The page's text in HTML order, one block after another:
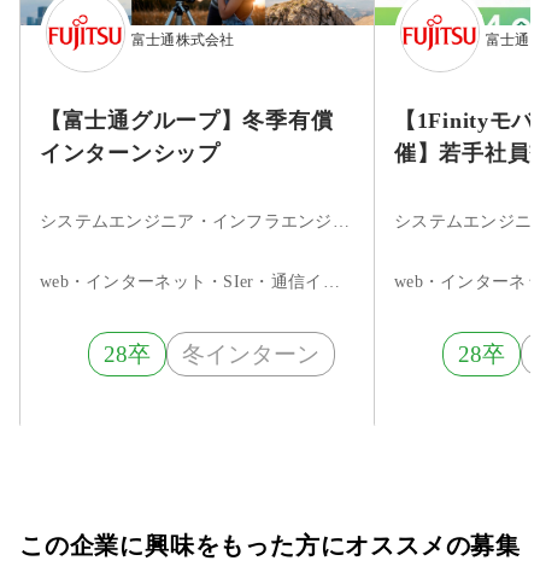
富士通株式会社
【富士通グループ】冬季有償
インターンシップ
システムエンジニア・インフラエンジニア・ネットワークエンジニア・サーバエンジニア・セキュリティエンジニア・ITコンサルタント・データサイエンティスト
web・インターネット・SIer・通信インフラ
28卒 冬インターン
富士通
【1Finityモ
催】若手社員
28卒
この企業に興味をもった方にオススメの募集